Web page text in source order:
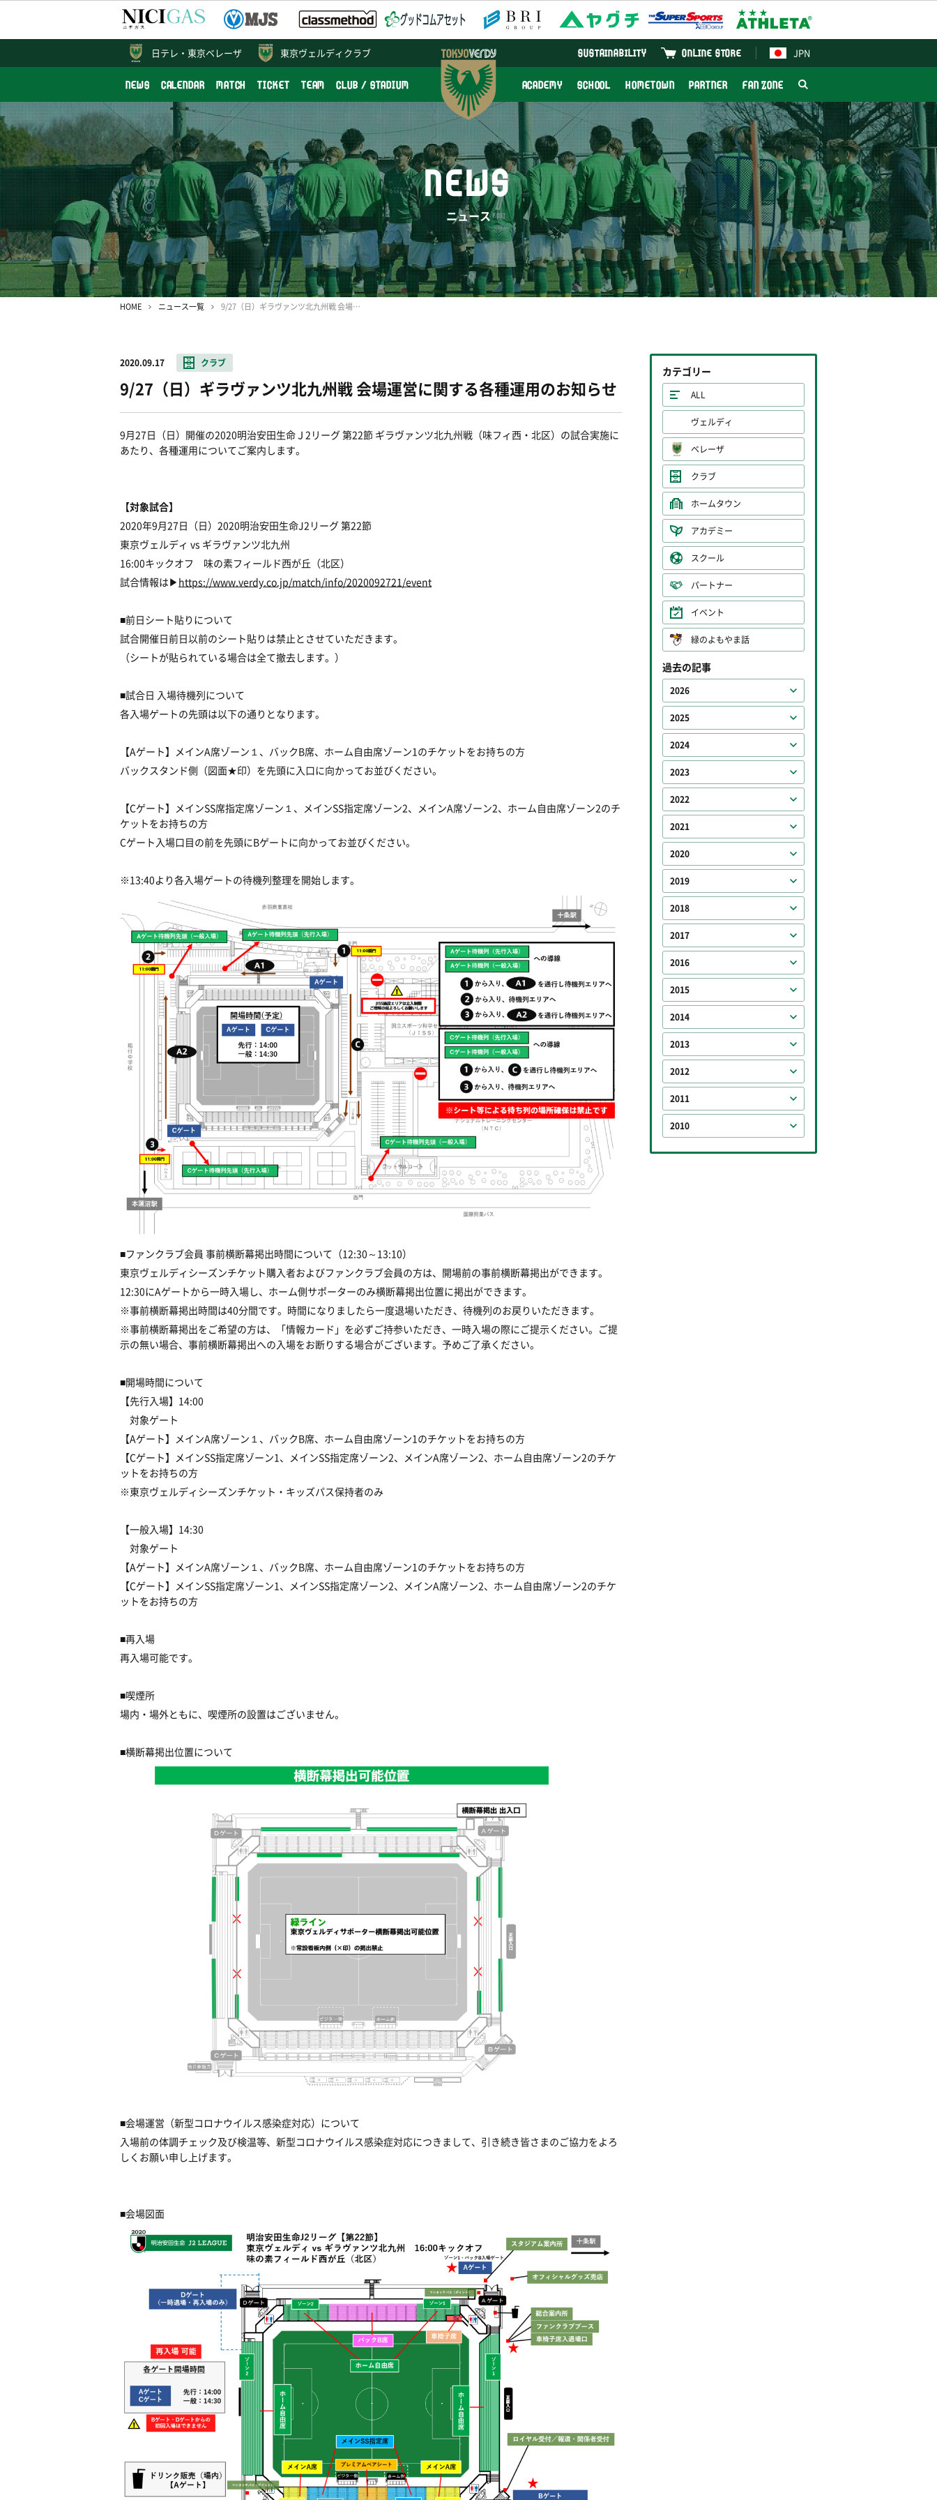
東京ヴェルディクラブ JPN
ONLINE STORE
SUSTAINABILITY
NEWS CALENDAR MATCH TICKET TEAM CLUB / STADIUM ACADEMY SCHOOL HOMETOWN PARTNER FAN ZONE
日テレ・ 東京ベレーザ
NEWS
ニュース
HOME ニュース一覧 9/27（日）ギラヴァンツ北九州戦 会場運営に関する各種運用のお知らせ
2020.09.17 クラブ
9/27（日）ギラヴァンツ北九州戦 会場運営に関する各種運用のお知らせ
9月27日（日）開催の2020明治安田生命Ｊ2リーグ 第22節 ギラヴァンツ北九州戦（味フィ西・北区）の試合実施に
あたり、各種運用についてご案内します。
【対象試合】
2020年9月27日（日）2020明治安田生命J2リーグ 第22節
東京ヴェルディ vs ギラヴァンツ北九州
16:00キックオフ 味の素フィールド西が丘（北区）
試合情報は▶ https://www.verdy.co.jp/match/info/2020092721/event
■前日シート貼りについて
試合開催日前日以前のシート貼りは禁止とさせていただきます。
（シートが貼られている場合は全て撤去します。）
■試合日 入場待機列について
各入場ゲートの先頭は以下の通りとなります。
【Aゲート】メインA席ゾーン１、バックB席、ホーム自由席ゾーン1のチケットをお持ちの方
バックスタンド側（図面★印）を先頭に入口に向かってお並びください。
【Cゲート】メインSS席指定席ゾーン１、メインSS指定席ゾーン2、メインA席ゾーン2、ホーム自由席ゾーン2のチ
ケットをお持ちの方
Cゲート入場口目の前を先頭にBゲートに向かってお並びください。
※13:40より各入場ゲートの待機列整理を開始します。
■ファンクラブ会員 事前横断幕掲出時間について（12:30～13:10）
東京ヴェルディシーズンチケット購入者およびファンクラブ会員の方は、開場前の事前横断幕掲出ができます。
12:30にAゲートから一時入場し、ホーム側サポーターのみ横断幕掲出位置に掲出ができます。
※事前横断幕掲出時間は40分間です。時間になりましたら一度退場いただき、待機列のお戻りいただきます。
※事前横断幕掲出をご希望の方は、「情報カード」を必ずご持参いただき、一時入場の際にご提示ください。ご提
示の無い場合、事前横断幕掲出への入場をお断りする場合がございます。予めご了承ください。
■開場時間について
【先行入場】14:00
対象ゲート
【Aゲート】メインA席ゾーン１、バックB席、ホーム自由席ゾーン1のチケットをお持ちの方
【Cゲート】メインSS指定席ゾーン1、メインSS指定席ゾーン2、メインA席ゾーン2、ホーム自由席ゾーン2のチケ
ットをお持ちの方
※東京ヴェルディシーズンチケット・キッズパス保持者のみ
【一般入場】14:30
対象ゲート
【Aゲート】メインA席ゾーン１、バックB席、ホーム自由席ゾーン1のチケットをお持ちの方
【Cゲート】メインSS指定席ゾーン1、メインSS指定席ゾーン2、メインA席ゾーン2、ホーム自由席ゾーン2のチケ
ットをお持ちの方
■再入場
再入場可能です。
■喫煙所
場内・場外ともに、喫煙所の設置はございません。
■横断幕掲出位置について
■会場運営（新型コロナウイルス感染症対応）について
入場前の体調チェック及び検温等、新型コロナウイルス感染症対応につきまして、引き続き皆さまのご協力をよろ
しくお願い申し上げます。
■会場図面
カテゴリー
ALL
ヴェルディ
ベレーザ
クラブ
ホームタウン
アカデミー
スクール
パートナー
イベント
緑のよもやま話
過去の記事
2026
2025
2024
2023
2022
2021
2020
2019
2018
2017
2016
2015
2014
2013
2012
2011
2010